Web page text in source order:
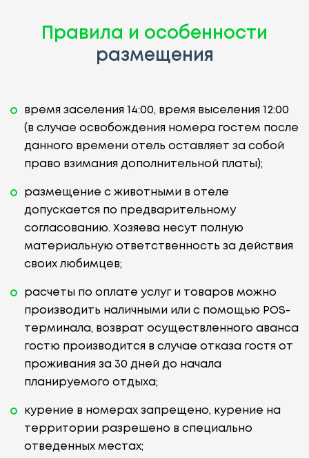
Правила и особенности
размещения
время заселения 14:00, время выселения 12:00
(в случае освобождения номера гостем после
данного времени отель оставляет за собой
право взимания дополнительной платы);
размещение с животными в отеле
допускается по предварительному
согласованию. Хозяева несут полную
материальную ответственность за действия
своих любимцев;
расчеты по оплате услуг и товаров можно
производить наличными или с помощью POS-
терминала, возврат осуществленного аванса
гостю производится в случае отказа гостя от
проживания за 30 дней до начала
планируемого отдыха;
курение в номерах запрещено, курение на
территории разрешено в специально
отведенных местах;